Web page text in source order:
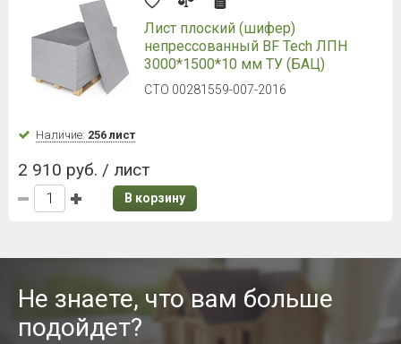
Лист плоский (шифер)
непрессованный BF Tech ЛПН
3000*1500*10 мм ТУ (БАЦ)
СТО 00281559-007-2016
Наличие: 256 лист
2 910 руб. / лист
В корзину
Не знаете, что вам больше
подойдет?